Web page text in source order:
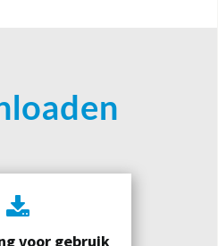
voor gebruik